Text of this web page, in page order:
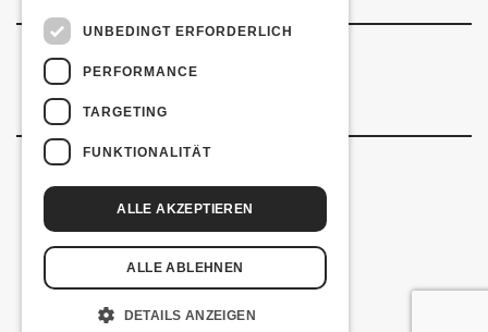
Kulturfabrik Kofmehl
Kofmehlweg 1
+41 32 621 20 60
UNBEDINGT ERFORDERLICH
PERFORMANCE
TARGETING
FUNKTIONALITÄT
ALLE AKZEPTIEREN
ALLE ABLEHNEN
DETAILS ANZEIGEN